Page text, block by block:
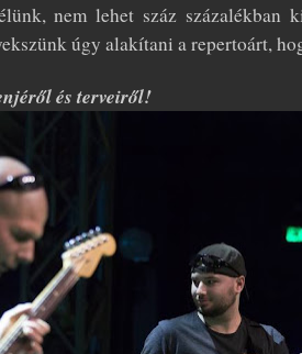
nem lehet száz százalékban
úgy alakítani a repertoárt,
és terveiről!